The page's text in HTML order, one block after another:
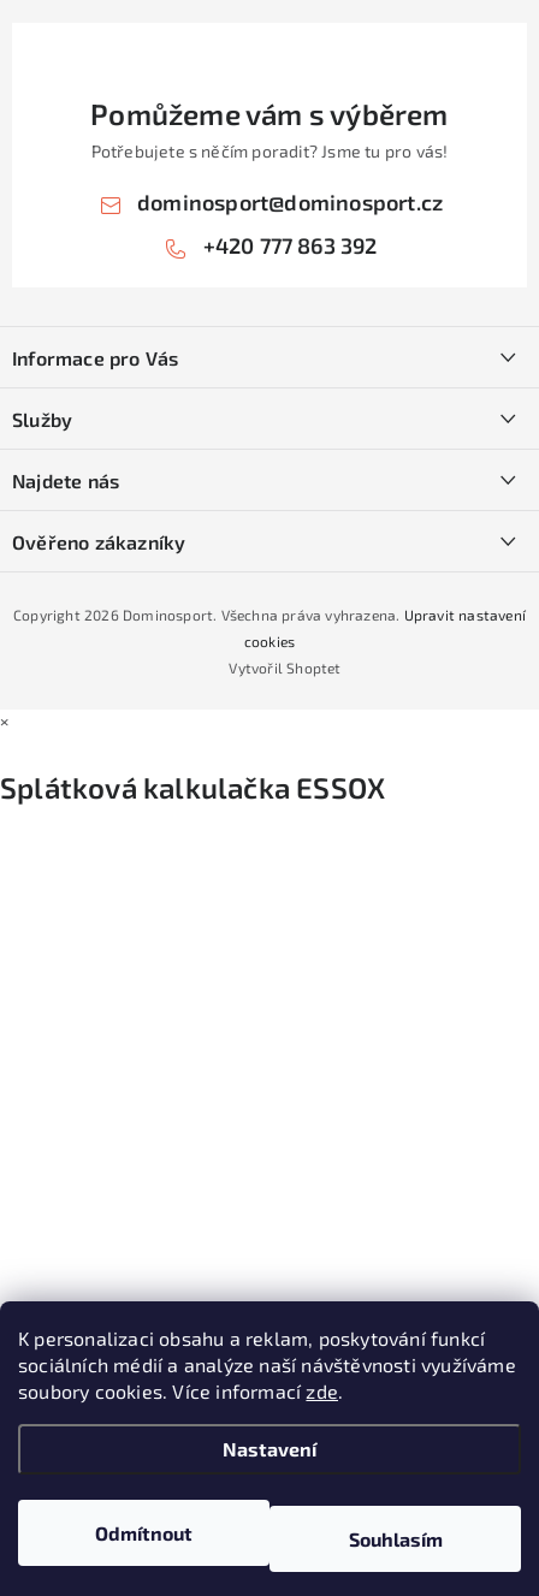
K personalizaci obsahu a reklam, poskytování funkcí
sociálních médií a analýze naší návštěvnosti využíváme
soubory cookies. Více informacízde.
Nastavení
Odmítnout Souhlasím
Pomůžeme vám s výběrem
Potřebujete s něčím poradit? Jsme tu pro vás!
dominosport@dominosport.cz
+420 777 863 392
pInformace pro Vás
Obchodní podmínky
Podmínky GDPR
Podmínky nákupu na splátky ESSOX
Služby
Naše prodejna
Najdete nás
Ověřeno zákazníky
Vytvořil Shoptet
Copyright 2026 Dominosport. Všechna práva vyhrazena. Upravit nastavení
cookies
×
Splátková kalkulačka ESSOX